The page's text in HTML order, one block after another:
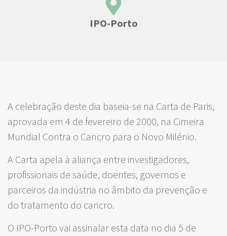
IPO-Porto
A celebração deste dia baseia-se na Carta de Paris,
aprovada em 4 de fevereiro de 2000, na Cimeira
Mundial Contra o Cancro para o Novo Milénio.
A Carta apela à aliança entre investigadores,
profissionais de saúde, doentes, governos e
parceiros da indústria no âmbito da prevenção e
do tratamento do cancro.
O IPO-Porto vai assinalar esta data no dia 5 de